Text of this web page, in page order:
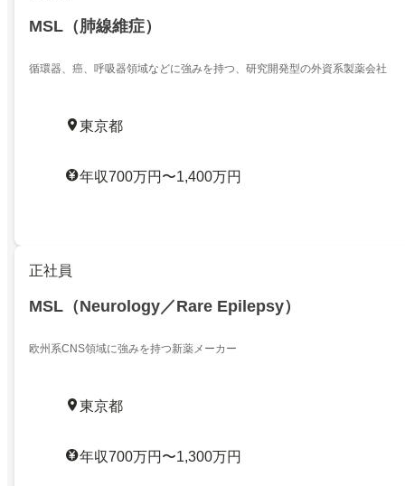
MSL（肺線維症）
循環器、癌、呼吸器領域などに強みを持つ、研究開発型の外資系製薬会社
東京都
年収700万円〜1,400万円
正社員
MSL（Neurology／Rare Epilepsy）
欧州系CNS領域に強みを持つ新薬メーカー
東京都
年収700万円〜1,300万円